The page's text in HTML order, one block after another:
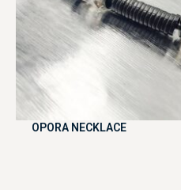
OPORA NECKLACE